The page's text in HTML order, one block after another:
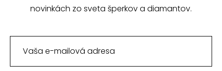
novinkách zo sveta šperkov a diamantov.